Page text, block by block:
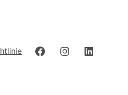
FacebookInstagram